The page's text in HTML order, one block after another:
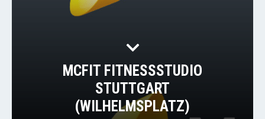
MCFIT FITNESSSTUDIO
STUTTGART
(WILHELMSPLATZ)